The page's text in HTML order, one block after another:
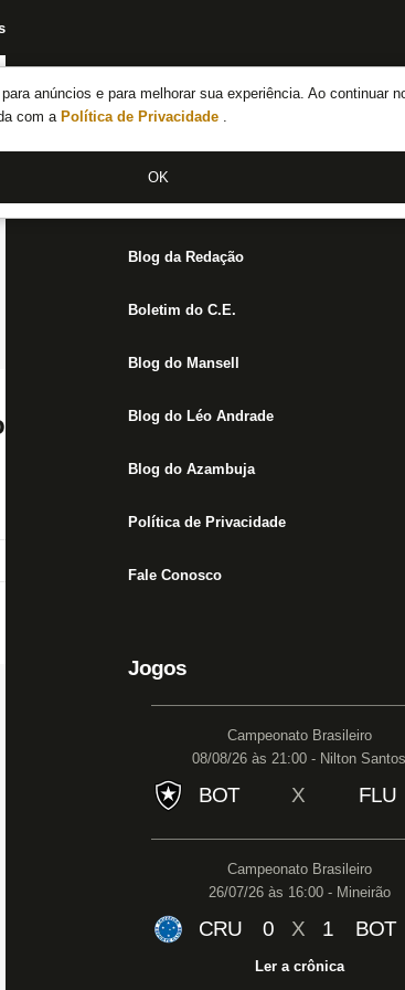
anúncios e para melhorar sua experiência. Ao continuar
com a Política de Privacidade .
OK
Notícias do Botafogo
Fórum
Jogos
Blog da Redação
Boletim do C.E.
Blog do Mansell
Blog do Léo Andrade
Blog do Azambuja
Política de Privacidade
Fale Conosco
Jogos
Campeonato Brasileiro
08/08/26 às 21:00 - Nilton Santos
BOT X FLU
Campeonato Brasileiro
26/07/26 às 16:00 - Mineirão
CRU 0 X 1 BOT
Ler a crônica
para o Botafogo, Rodrigo